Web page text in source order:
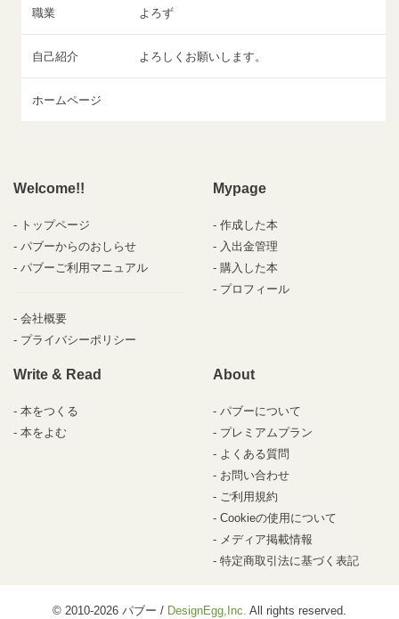
職業 よろず
自己紹介 よろしくお願いします。
ホームページ
Welcome!!
トップページ
パブーからのおしらせ
パブーご利用マニュアル
会社概要
プライバシーポリシー
Mypage
作成した本
入出金管理
購入した本
プロフィール
Write & Read
本をつくる
本をよむ
About
パブーについて
プレミアムプラン
よくある質問
お問い合わせ
ご利用規約
Cookieの使用について
メディア掲載情報
特定商取引法に基づく表記
© 2010-2026 パブー / DesignEgg,Inc. All rights reserved.